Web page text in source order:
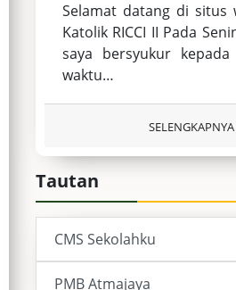
Selamat datang di situs
Katolik RICCI II Pada
saya bersyukur
waktu…
SELENGKAPNYA
Tautan
CMS Sekolahku
PMB Atmajaya